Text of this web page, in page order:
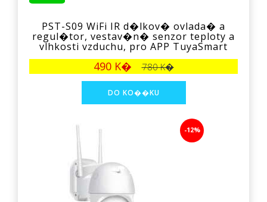
PST-S09 WiFi IR d�lkov� ovlada� a
regul�tor, vestav�n� senzor teploty a
vlhkosti vzduchu, pro APP TuyaSmart
490 K� 780 K�
-12%